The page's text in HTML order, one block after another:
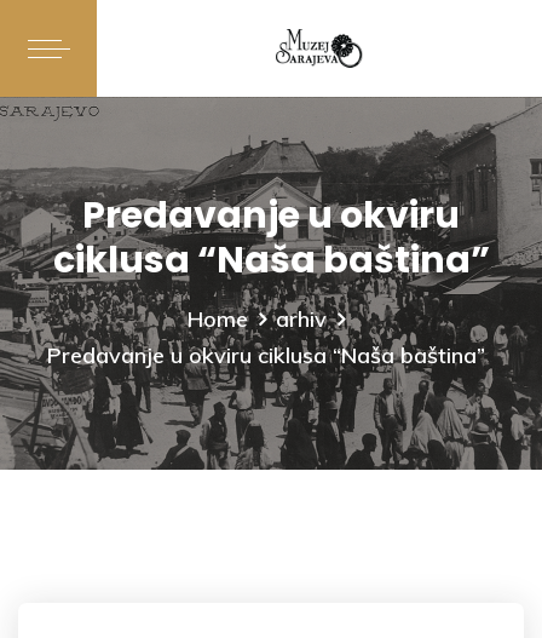
Predavanje u okviru
ciklusa “Naša baština”
Home
arhiv
Predavanje u okviru ciklusa “Naša baština”